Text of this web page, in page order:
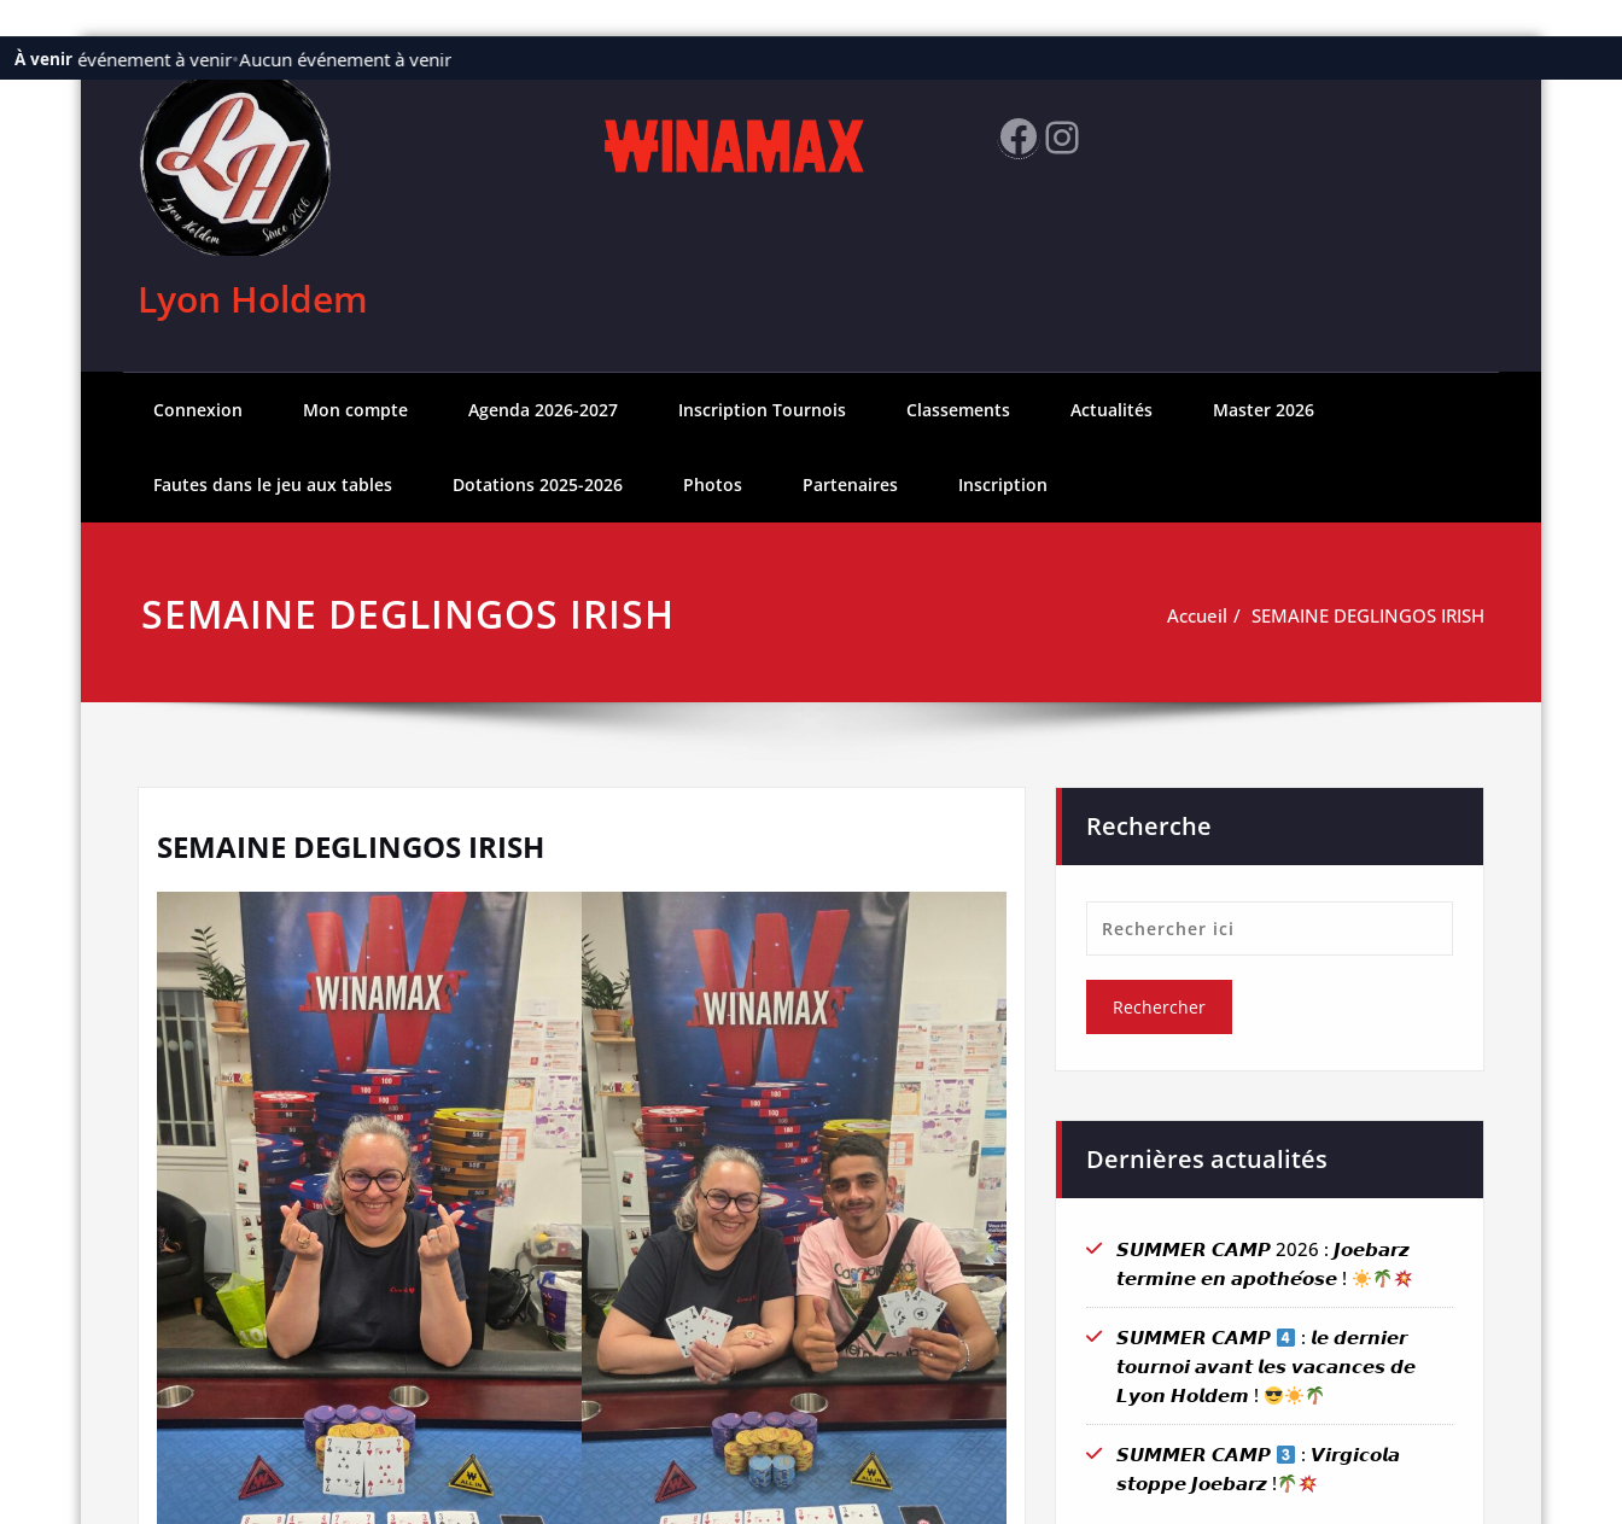
À venir
Aucun événement à venir•Aucun événement à venir
Aller
Lyon Holdem
Facebook
Instagram
Connexion Mon compte Agenda 2026-2027 Inscription Tournois Classements Actualités Master 2026
Fautes dans le jeu aux tables Dotations 2025-2026 Photos Partenaires Inscription
SEMAINE DEGLINGOS IRISH Accueil SEMAINE DEGLINGOS IRISH
SEMAINE DEGLINGOS IRISH
Recherche
Dernières actualités
𝙎𝙐𝙈𝙈𝙀𝙍 𝘾𝘼𝙈𝙋 2026 : 𝙅𝙤𝙚𝙗𝙖𝙧𝙯
𝙩𝙚𝙧𝙢𝙞𝙣𝙚 𝙚𝙣 𝙖𝙥𝙤𝙩𝙝𝙚́𝙤𝙨𝙚 !
𝙎𝙐𝙈𝙈𝙀𝙍 𝘾𝘼𝙈𝙋
: 𝙡𝙚 𝙙𝙚𝙧𝙣𝙞𝙚𝙧
𝙩𝙤𝙪𝙧𝙣𝙤𝙞 𝙖𝙫𝙖𝙣𝙩 𝙡𝙚𝙨 𝙫𝙖𝙘𝙖𝙣𝙘𝙚𝙨 𝙙𝙚
𝙇𝙮𝙤𝙣 𝙃𝙤𝙡𝙙𝙚𝙢 !
𝙎𝙐𝙈𝙈𝙀𝙍 𝘾𝘼𝙈𝙋
: 𝙑𝙞𝙧𝙜𝙞𝙘𝙤𝙡𝙖
𝙨𝙩𝙤𝙥𝙥𝙚 𝙅𝙤𝙚𝙗𝙖𝙧𝙯 !